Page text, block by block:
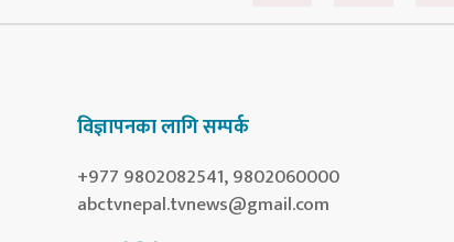
विज्ञापनका लागि सम्पर्क
+977 9802082541, 9802060000
abctvnepal.tvnews@gmail.com